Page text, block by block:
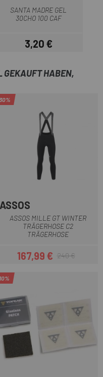
SANTA MADRE GEL
30CHO 100 CAF
Preis
3,20 €
GEKAUFT HABEN,
ASSOS
ASSOS MILLE GT WINTER
TRÄGERHOSE C2
TRÄGERHOSE
Preis
167,99 €Regulärer Preis
240 €